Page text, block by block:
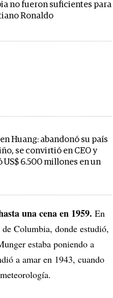
no fueron suficientes para
Ronaldo
Huang: abandonó su país
se convirtió en CEO y
US$ 6.500 millones en un
una cena en 1959. En
Columbia, donde estudió,
estaba poniendo a
a amar en 1943, cuando